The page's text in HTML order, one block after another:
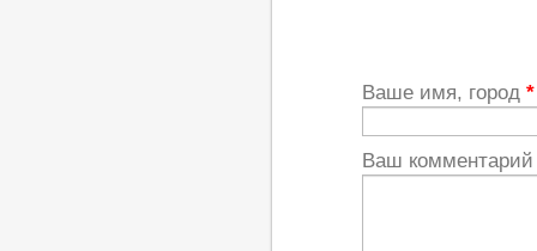
Ваше имя, город *
Ваш